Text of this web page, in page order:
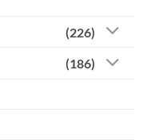
(226)
(186)